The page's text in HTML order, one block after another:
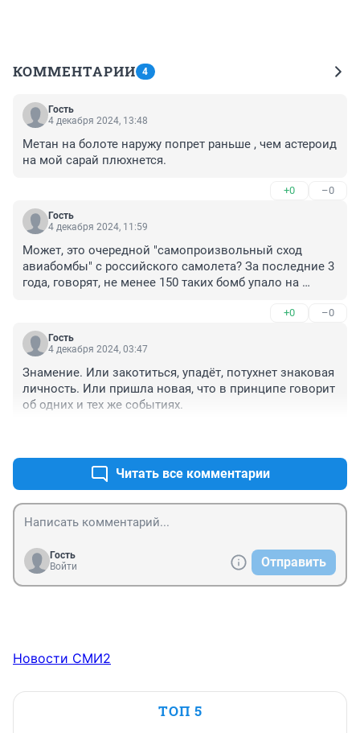
КОММЕНТАРИИ 4
Гость
4 декабря 2024, 13:48
Метан на болоте наружу попрет раньше , чем астероид
на мой сарай плюхнется.
+0 –0
Гость
4 декабря 2024, 11:59
Может, это очередной "самопроизвольный сход
авиабомбы" с российского самолета? За последние 3
года, говорят, не менее 150 таких бомб упало на
+0 –0
Гость
4 декабря 2024, 03:47
Знамение. Или закотиться, упадёт, потухнет знаковая
личность. Или пришла новая, что в принципе говорит
об одних и тех же событиях.
Читать все комментарии
Гость
Войти
Отправить
Новости СМИ2
ТОП 5